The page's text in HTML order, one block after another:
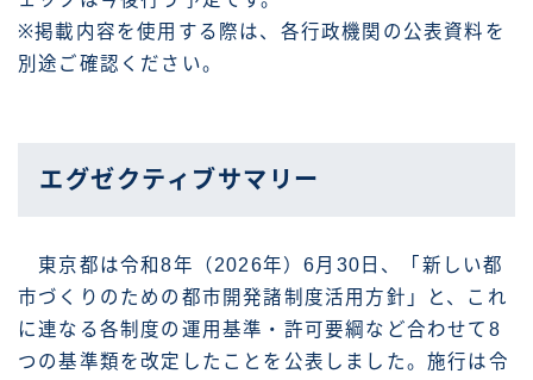
※掲載内容を使用する際は、各行政機関の公表資料を
別途ご確認ください。
エグゼクティブサマリー
東京都は令和8年（2026年）6月30日、「新しい都
市づくりのための都市開発諸制度活用方針」と、これ
に連なる各制度の運用基準・許可要綱など合わせて8
つの基準類を改定したことを公表しました。施行は令